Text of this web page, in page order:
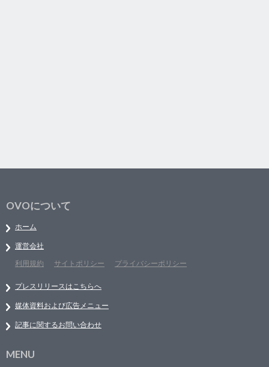
OVOについて
ホーム
運営会社
利用規約
サイトポリシー プライバシーポリシー
プレスリリースはこちらへ
媒体資料および広告メニュー
記事に関するお問い合わせ
MENU